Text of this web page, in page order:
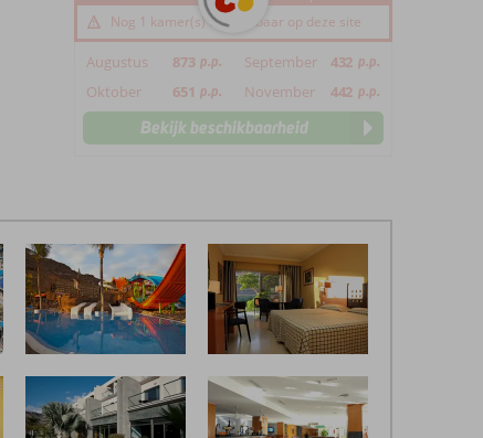
Nog 1 kamer(s) beschikbaar op deze site
Augustus 873 p.p. September 432 p.p.
Oktober 651 p.p. November 442 p.p.
Bekijk beschikbaarheid